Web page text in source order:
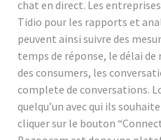
chat en direct. Les
Tidio pour les rapports et
peuvent ainsi suivre des
temps de réponse, le délai
des consumers, les
complete de conversations.
quelqu’un avec qui ils
cliquer sur le bouton